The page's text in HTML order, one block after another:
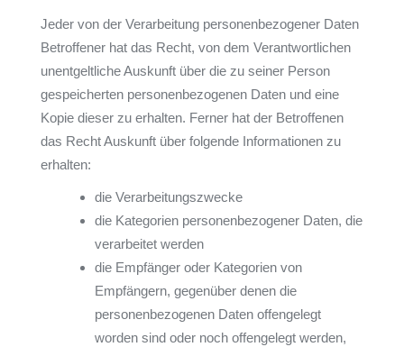
Jeder von der Verarbeitung personenbezogener Daten
Betroffener hat das Recht, von dem Verantwortlichen
unentgeltliche Auskunft über die zu seiner Person
gespeicherten personenbezogenen Daten und eine
Kopie dieser zu erhalten. Ferner hat der Betroffenen
das Recht Auskunft über folgende Informationen zu
erhalten:
die Verarbeitungszwecke
die Kategorien personenbezogener Daten, die
verarbeitet werden
die Empfänger oder Kategorien von
Empfängern, gegenüber denen die
personenbezogenen Daten offengelegt
worden sind oder noch offengelegt werden,